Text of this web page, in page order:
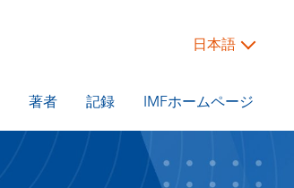
日本語
著者 記録 IMFホームページ